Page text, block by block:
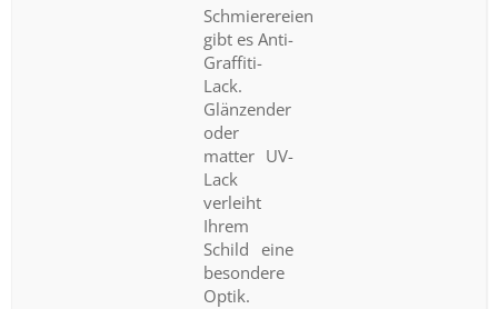
Schmierereien
gibt es Anti-
Graffiti-
Lack.
Glänzender
oder
matter UV-
Lack
verleiht
Ihrem
Schild eine
besondere
Optik.